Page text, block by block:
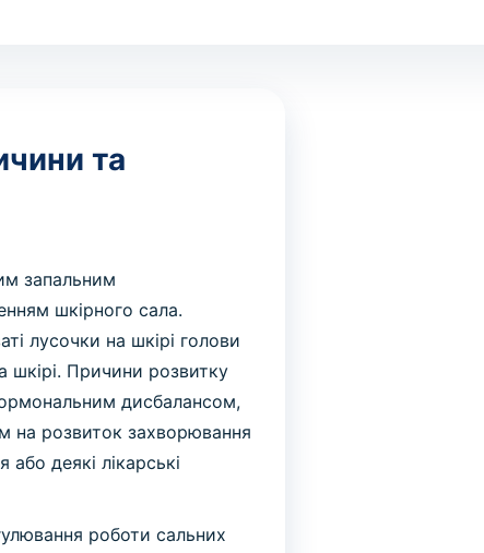
та
запальним
шкірного сала.
лусочки на шкірі голови
Причини розвитку
дисбалансом,
на розвиток захворювання
деякі лікарські
роботи сальних